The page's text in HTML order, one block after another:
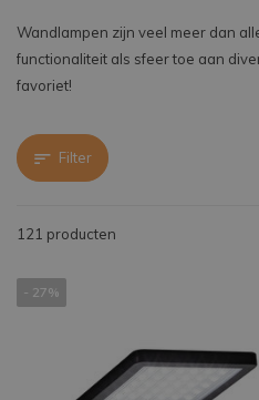
Wandlampen zijn veel meer dan
functionaliteit als sfeer toe aan
favoriet!
Filter
121 producten
- 27%